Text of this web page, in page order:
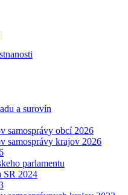
a surovín
samosprávy obcí 2026
samosprávy krajov 2026
parlamentu
SR 2024